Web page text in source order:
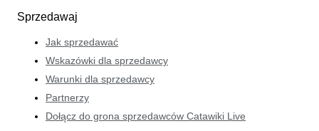
Sprzedawaj
Jak sprzedawać
Wskazówki dla sprzedawcy
Warunki dla sprzedawcy
Partnerzy
Dołącz do grona sprzedawców Catawiki Live